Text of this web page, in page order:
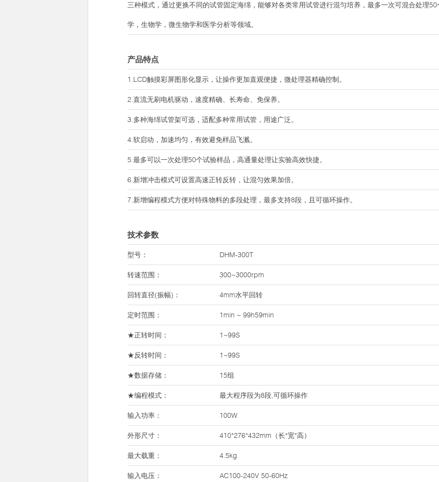
三种模式，通过更换不同的试管固定海绵，能够对各类常用试管进行混匀培养，最多一次可混合处理
学，生物学，微生物学和医学分析等领域。
产品特点
1.LCD触摸彩屏图形化显示，让操作更加直观便捷，微处理器精确控制。
2.直流无刷电机驱动，速度精确、长寿命、免保养。
3.多种海绵试管架可选，适配多种常用试管，用途广泛。
4.软启动，加速均匀，有效避免样品飞溅。
5.最多可以一次处理50个试验样品，高通量处理让实验高效快捷。
6.新增冲击模式可设置高速正转反转，让混匀效果加倍。
7.新增编程模式方便对特殊物料的多段处理，最多支持8段，且可循环操作。
技术参数
型号： DHM-300T
转速范围： 300~3000rpm
回转直径(振幅)： 4mm水平回转
定时范围： 1min ~ 99h59min
★正转时间： 1~99S
★反转时间： 1~99S
★数据存储： 15组
★编程模式： 最大程序段为8段,可循环操作
输入功率： 100W
外形尺寸： 410*276*432mm（长*宽*高）
最大载重： 4.5kg
输入电压： AC100-240V 50-60Hz